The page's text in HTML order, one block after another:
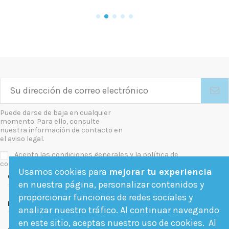
Puede darse de baja en cualquier
momento. Para ello, consulte
nuestra información de contacto en
el aviso legal.
Acepto las condiciones generales y la política de
confidencialidad
Contact us
Follow us
Usamos cookies para mejorar tu experiencia
en nuestra página, personalizar contenidos y
proporcionar funciones de redes sociales y
analizar nuestro tráfico. Al continuar navegando
en este sitio, aceptas nuestro uso de cookies. Al